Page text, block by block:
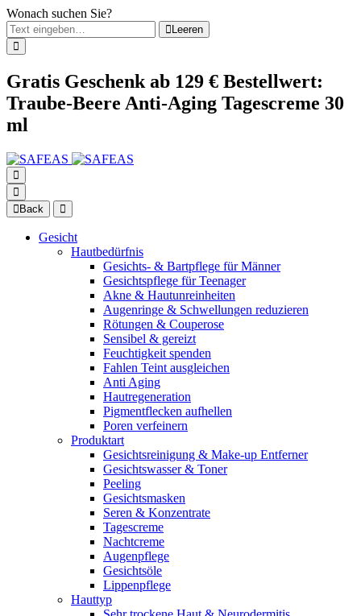
Wonach suchen Sie?
Leeren
Gratis Geschenk ab 129 € Bestellwert:
Traube-Beere Anti-Aging Tagescreme 30
ml
Back
Gesicht
Hautbedürfnis
Gesichts- & Bartpflege für Männer
Gesichtspflege für Teenager
Akne & Hautunreinheiten
Augenringe & Schwellungen reduzieren
Rötungen & Couperose
Sensibel & gereizt
Feuchtigkeit spenden
Fahlen Teint ausgleichen
Anti Aging
Hautregeneration
Pigmentflecken aufhellen
Poren verfeinern
Produktart
Gesichtsreinigung & Make-up Entferner
Gesichtswasser & Toner
Peeling
Gesichtsmasken
Seren & Konzentrate
Tagescreme
Nachtcreme
Augenpflege
Gesichtsöle
Lippenpflege
Hauttyp